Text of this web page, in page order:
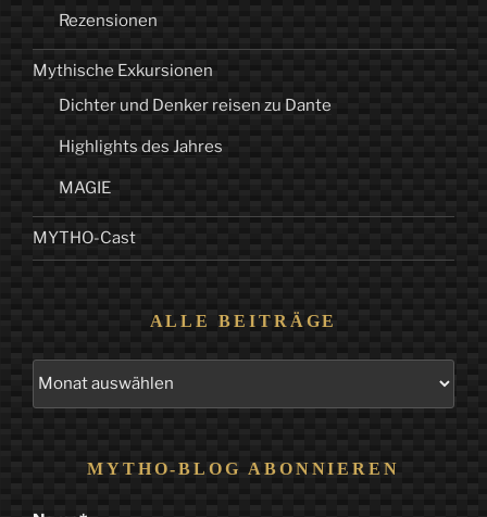
Rezensionen
Mythische Exkursionen
Dichter und Denker reisen zu Dante
Highlights des Jahres
MAGIE
MYTHO-Cast
ALLE BEITRÄGE
MYTHO-BLOG ABONNIEREN